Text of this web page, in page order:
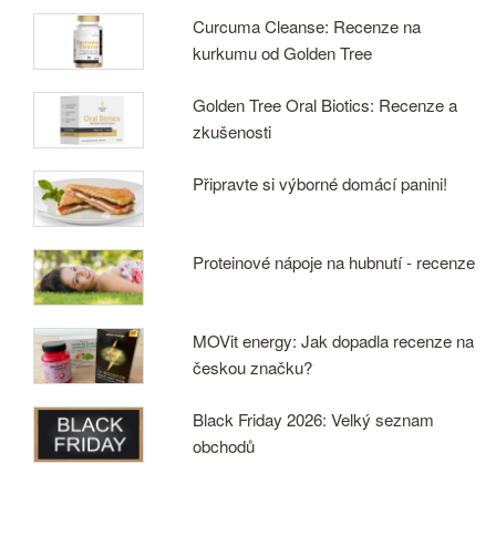
Curcuma Cleanse: Recenze na
kurkumu od Golden Tree
Golden Tree Oral Biotics: Recenze a
zkušenosti
Připravte si výborné domácí panini!
Proteinové nápoje na hubnutí - recenze
MOVit energy: Jak dopadla recenze na
českou značku?
Black Friday 2026: Velký seznam
obchodů